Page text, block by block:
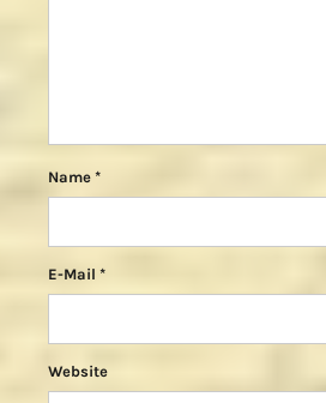
Name *
E-Mail *
Website